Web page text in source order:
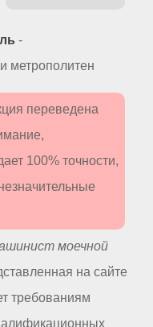
-
метрополитен
переведена
100% точности,
моечной
на сайте
требованиям